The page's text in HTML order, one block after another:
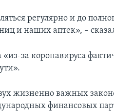
регулярно и до
и наших аптек», –
за коронавируса
жизненно важных
финансовых